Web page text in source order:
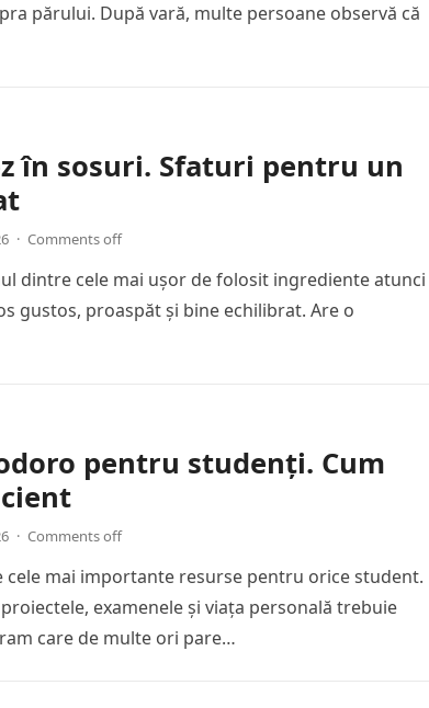
părului. După vară, multe persoane observă că
în sosuri. Sfaturi pentru un
· Comments off
dintre cele mai ușor de folosit ingrediente atunci
gustos, proaspăt și bine echilibrat. Are o
pentru studenți. Cum
· Comments off
cele mai importante resurse pentru orice student.
examenele și viața personală trebuie
care de multe ori pare…